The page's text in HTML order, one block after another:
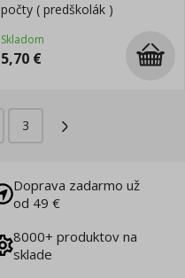
počty ( predškolák )
Skladom
5,70 €
3
Doprava zadarmo už
od 49 €
8000+ produktov na
sklade